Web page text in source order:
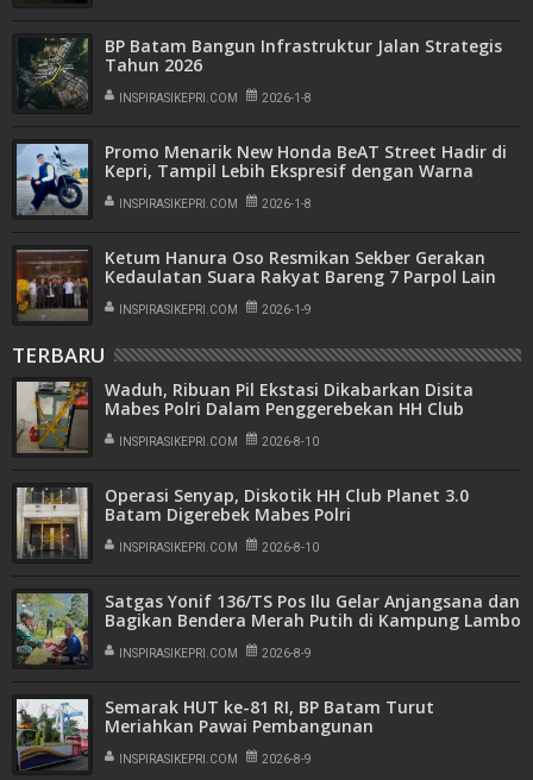
BP Batam Bangun Infrastruktur Jalan Strategis
Tahun 2026
INSPIRASIKEPRI.COM 2026-1-8
Promo Menarik New Honda BeAT Street Hadir di
Kepri, Tampil Lebih Ekspresif dengan Warna
INSPIRASIKEPRI.COM 2026-1-8
Ketum Hanura Oso Resmikan Sekber Gerakan
Kedaulatan Suara Rakyat Bareng 7 Parpol Lain
INSPIRASIKEPRI.COM 2026-1-9
TERBARU
Waduh, Ribuan Pil Ekstasi Dikabarkan Disita
Mabes Polri Dalam Penggerebekan HH Club
INSPIRASIKEPRI.COM 2026-8-10
Operasi Senyap, Diskotik HH Club Planet 3.0
Batam Digerebek Mabes Polri
INSPIRASIKEPRI.COM 2026-8-10
Satgas Yonif 136/TS Pos Ilu Gelar Anjangsana dan
Bagikan Bendera Merah Putih di Kampung Lambo
INSPIRASIKEPRI.COM 2026-8-9
Semarak HUT ke-81 RI, BP Batam Turut
Meriahkan Pawai Pembangunan
INSPIRASIKEPRI.COM 2026-8-9